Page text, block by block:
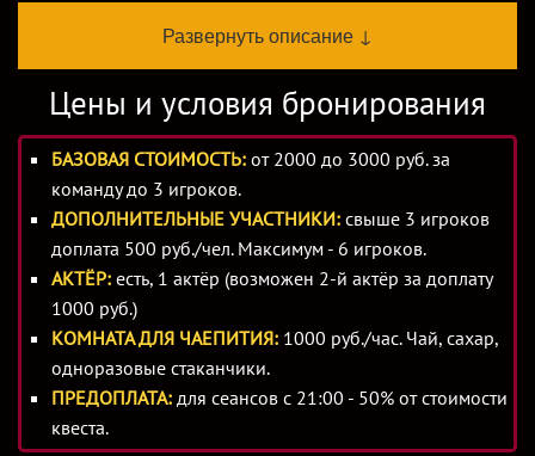
Обращаем ваше внимание, что данный квест проходит в
Развернуть описание ↓
Цены и условия бронирования
БАЗОВАЯ СТОИМОСТЬ: от 2000 до 3000 руб. за
команду до 3 игроков.
ДОПОЛНИТЕЛЬНЫЕ УЧАСТНИКИ: свыше 3 игроков
доплата 500 руб./чел. Максимум - 6 игроков.
АКТЁР: есть, 1 актёр (возможен 2-й актёр за доплату
1000 руб.)
КОМНАТА ДЛЯ ЧАЕПИТИЯ: 1000 руб./час. Чай, сахар,
одноразовые стаканчики.
ПРЕДОПЛАТА: для сеансов с 21:00 - 50% от стоимости
квеста.